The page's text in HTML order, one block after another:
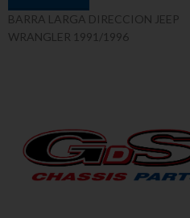
BARRA LARGA DIRECCION JEEP
WRANGLER 1991/1996